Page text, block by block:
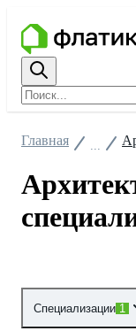
Главная
Специализации 1